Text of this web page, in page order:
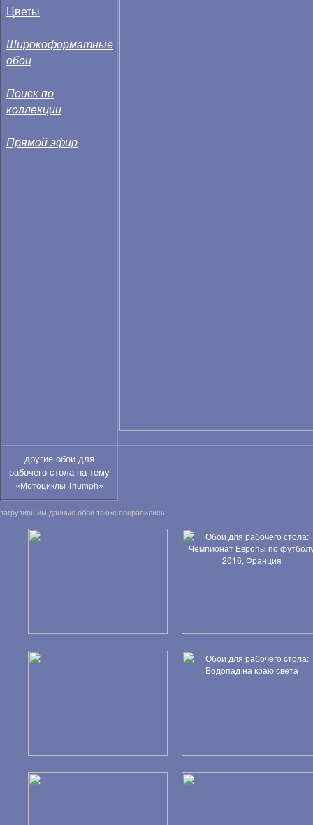
Цветы
Широкоформатные
обои
Поиск по
коллекции
Прямой эфир
другие обои для
рабочего стола на тему
«Мотоциклы Triumph»
загрузившим данные обои также понравились: